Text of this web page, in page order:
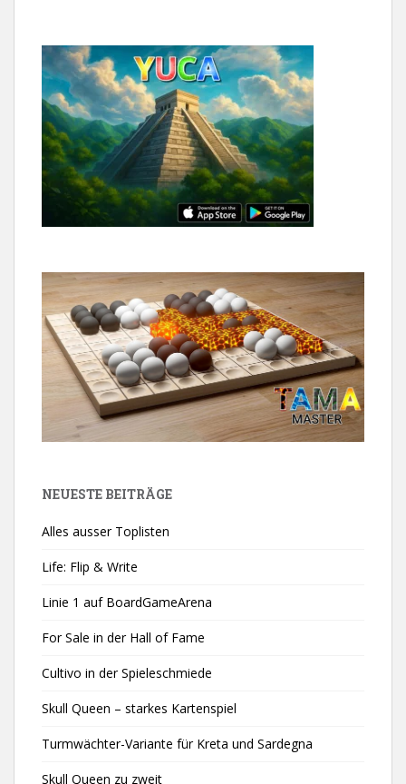
NEUESTE BEITRÄGE
Alles ausser Toplisten
Life: Flip & Write
Linie 1 auf BoardGameArena
For Sale in der Hall of Fame
Cultivo in der Spieleschmiede
Skull Queen – starkes Kartenspiel
Turmwächter-Variante für Kreta und Sardegna
Skull Queen zu zweit